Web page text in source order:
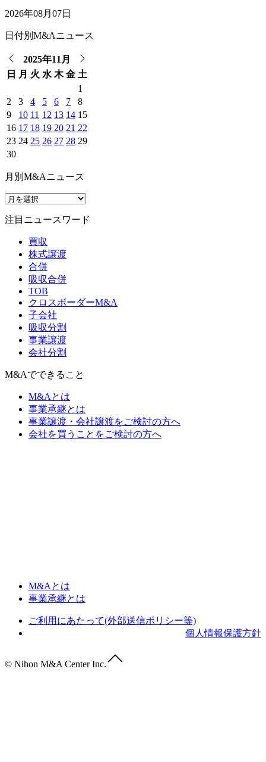
2026年08月07日
日付別M&Aニュース
2025年11月
日
月 火 水 木 金 土
1
2
3 4 5 6 7
8
9
10 11 12 13 14 15
16 17 18 19 20 21 22
23 24 25 26 27 28 29
30
月別M&Aニュース
注目ニュースワード
買収
株式譲渡
合併
吸収合併
TOB
クロスボーダーM&A
子会社
吸収分割
事業譲渡
会社分割
M&Aでできること
M&Aとは
事業承継とは
事業譲渡・会社譲渡をご検討の方へ
会社を買うことをご検討の方へ
M&Aとは
事業承継とは
ご利用にあたって(外部送信ポリシー等)
個人情報保護方針
© Nihon M&A Center Inc.